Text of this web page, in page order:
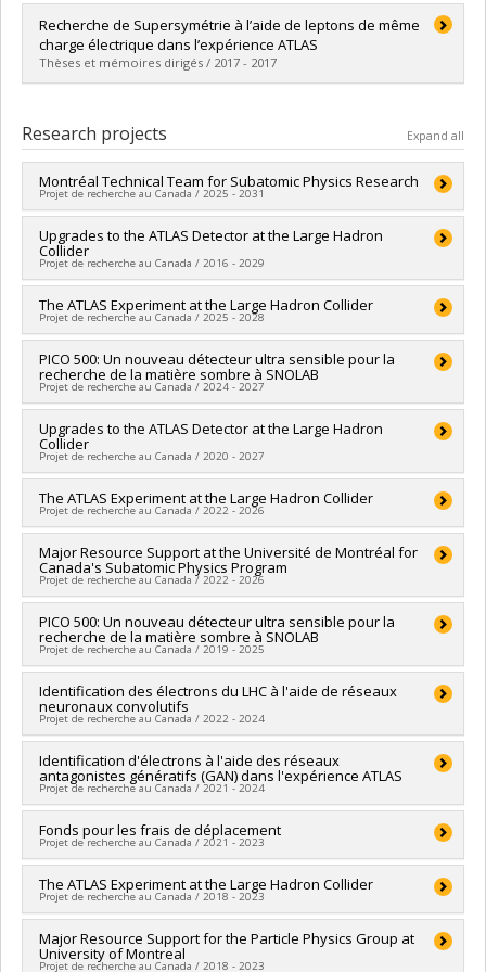
Graduate :Gagnon, Louis-Guillaume
Cycle : Doctoral
Grade :Ph. D.
Lien vers le document dans Papyrus
Recherche de Supersymétrie à l’aide de leptons de même
charge électrique dans l’expérience ATLAS
Thèses et mémoires dirigés / 2017 - 2017
Cycle :Master's
Grade :M. Sc.
Lien vers le document dans Papyrus
Research projects Expand all
Montréal Technical Team for Subatomic Physics Research
Projet de recherche au Canada / 2025 - 2031
Lead researcher :Jean-François Arguin
Funding sources:
CRSNG/Conseil de recherches en sciences
naturelles et génie du Canada (CRSNG)
subatomique
Upgrades to the ATLAS Detector at the Large Hadron
Collider
Projet de recherche au Canada / 2016 - 2029
Lead researcher :Peter Krieger
Co-researchers : Jean-François Arguin
Funding sources:FCI/Fondation canadienne pour l'innovation
Grant programs:PVXXXXXX-Fonds d'innovation
The ATLAS Experiment at the Large Hadron Collider
Projet de recherche au Canada / 2025 - 2028
Lead researcher :Jean-François Arguin
Co-researchers :Robert Mcpherson
Funding sources:
Grant programs: PVXXXXXX-(PSA) Projet en physique
subatomique
PICO 500: Un nouveau détecteur ultra sensible pour la
recherche de la matière sombre à SNOLAB
Projet de recherche au Canada / 2024 - 2027
Lead researcher :Anthony Noble
Co-researchers :
Jean-François Arguin
Funding sources:
infrastructures (FEI)
Upgrades to the ATLAS Detector at the Large Hadron
Collider
Projet de recherche au Canada / 2020 - 2027
Funding sources:FCI/Fondation canadienne pour l'innovation
Grant programs:PVXXXXXX-Fonds d'exploitation des
infrastructures (FEI)
The ATLAS Experiment at the Large Hadron Collider
Projet de recherche au Canada / 2022 - 2026
Funding sources:CRSNG/Conseil de recherches en sciences
naturelles et génie du Canada (CRSNG)
Grant programs:
Major Resource Support at the Université de Montréal for
Canada's Subatomic Physics Program
Projet de recherche au Canada / 2022 - 2026
Lead researcher :Jean-François Arguin
Co-researchers :Claude Leroy (In memoriam)
Ubi Wichoski
Kenneth Clark
Funding sources: CRSNG/Conseil de recherches en sciences
naturelles et génie du Canada (CRSNG)
Grant programs:PVXXXXXX-(PSA) Projet en physique
subatomique
PICO 500: Un nouveau détecteur ultra sensible pour la
recherche de la matière sombre à SNOLAB
Projet de recherche au Canada / 2019 - 2025
Lead researcher : Anthony Noble
Co-researchers :Viktor Zacek ,Jean-François Arguin
Funding sources:
Identification des électrons du LHC à l'aide de réseaux
neuronaux convolutifs
Projet de recherche au Canada / 2022 - 2024
Lead researcher :Jean-François Arguin
Funding sources:SPIIE/Secrétariat des programmes
interorganismes à l’intention des établissements
PVXXXXXX-Fonds d'excellence en recherche
Apogée Canada/Bourse
Identification d'électrons à l'aide des réseaux
antagonistes génératifs (GAN) dans l'expérience ATLAS
Projet de recherche au Canada / 2021 - 2024
Lead researcher : Jean-François Arguin
Funding sources: SPIIE/Secrétariat des programmes
interorganismes à l’intention des établissements
Grant programs:PVXXXXXX-Fonds d'excellence en recherche
Apogée Canada/Bourse
Fonds pour les frais de déplacement
Projet de recherche au Canada / 2021 - 2023
Lead researcher :Jean-François Arguin
Funding sources: SPIIE/Secrétariat des programmes
interorganismes à l’intention des établissements
Grant programs: PVXXXXXX-Fonds d'excellence en recherche
Apogée Canada
The ATLAS Experiment at the Large Hadron Collider
Projet de recherche au Canada / 2018 - 2023
Lead researcher : Jean-François Arguin
Co-researchers :Peter Krieger
Major Resource Support for the Particle Physics Group at
University of Montreal
Projet de recherche au Canada / 2018 - 2023